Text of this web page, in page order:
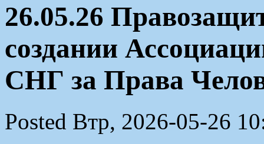
26.05.26
создании
СНГ за Права
Posted Втр, 2026-05-26